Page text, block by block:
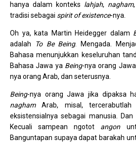
hanya dalam konteks lahjah, nagham
tradisi sebagai spirit of existence-nya.
Oh ya, kata Martin Heidegger dalam
adalah
To Be Being. Mengada.
Bahasa menunjukkan keseluruhan
Bahasa Jawa ya Being-nya orang
nya orang Arab, dan seterusnya.
Being-nya orang Jawa jika dipaksa
naghamArab, misal, tercerabutlah
eksistensialnya sebagai manusia.
Kecuali sampean ngotot angon
Banguntapan supaya dapat barakah